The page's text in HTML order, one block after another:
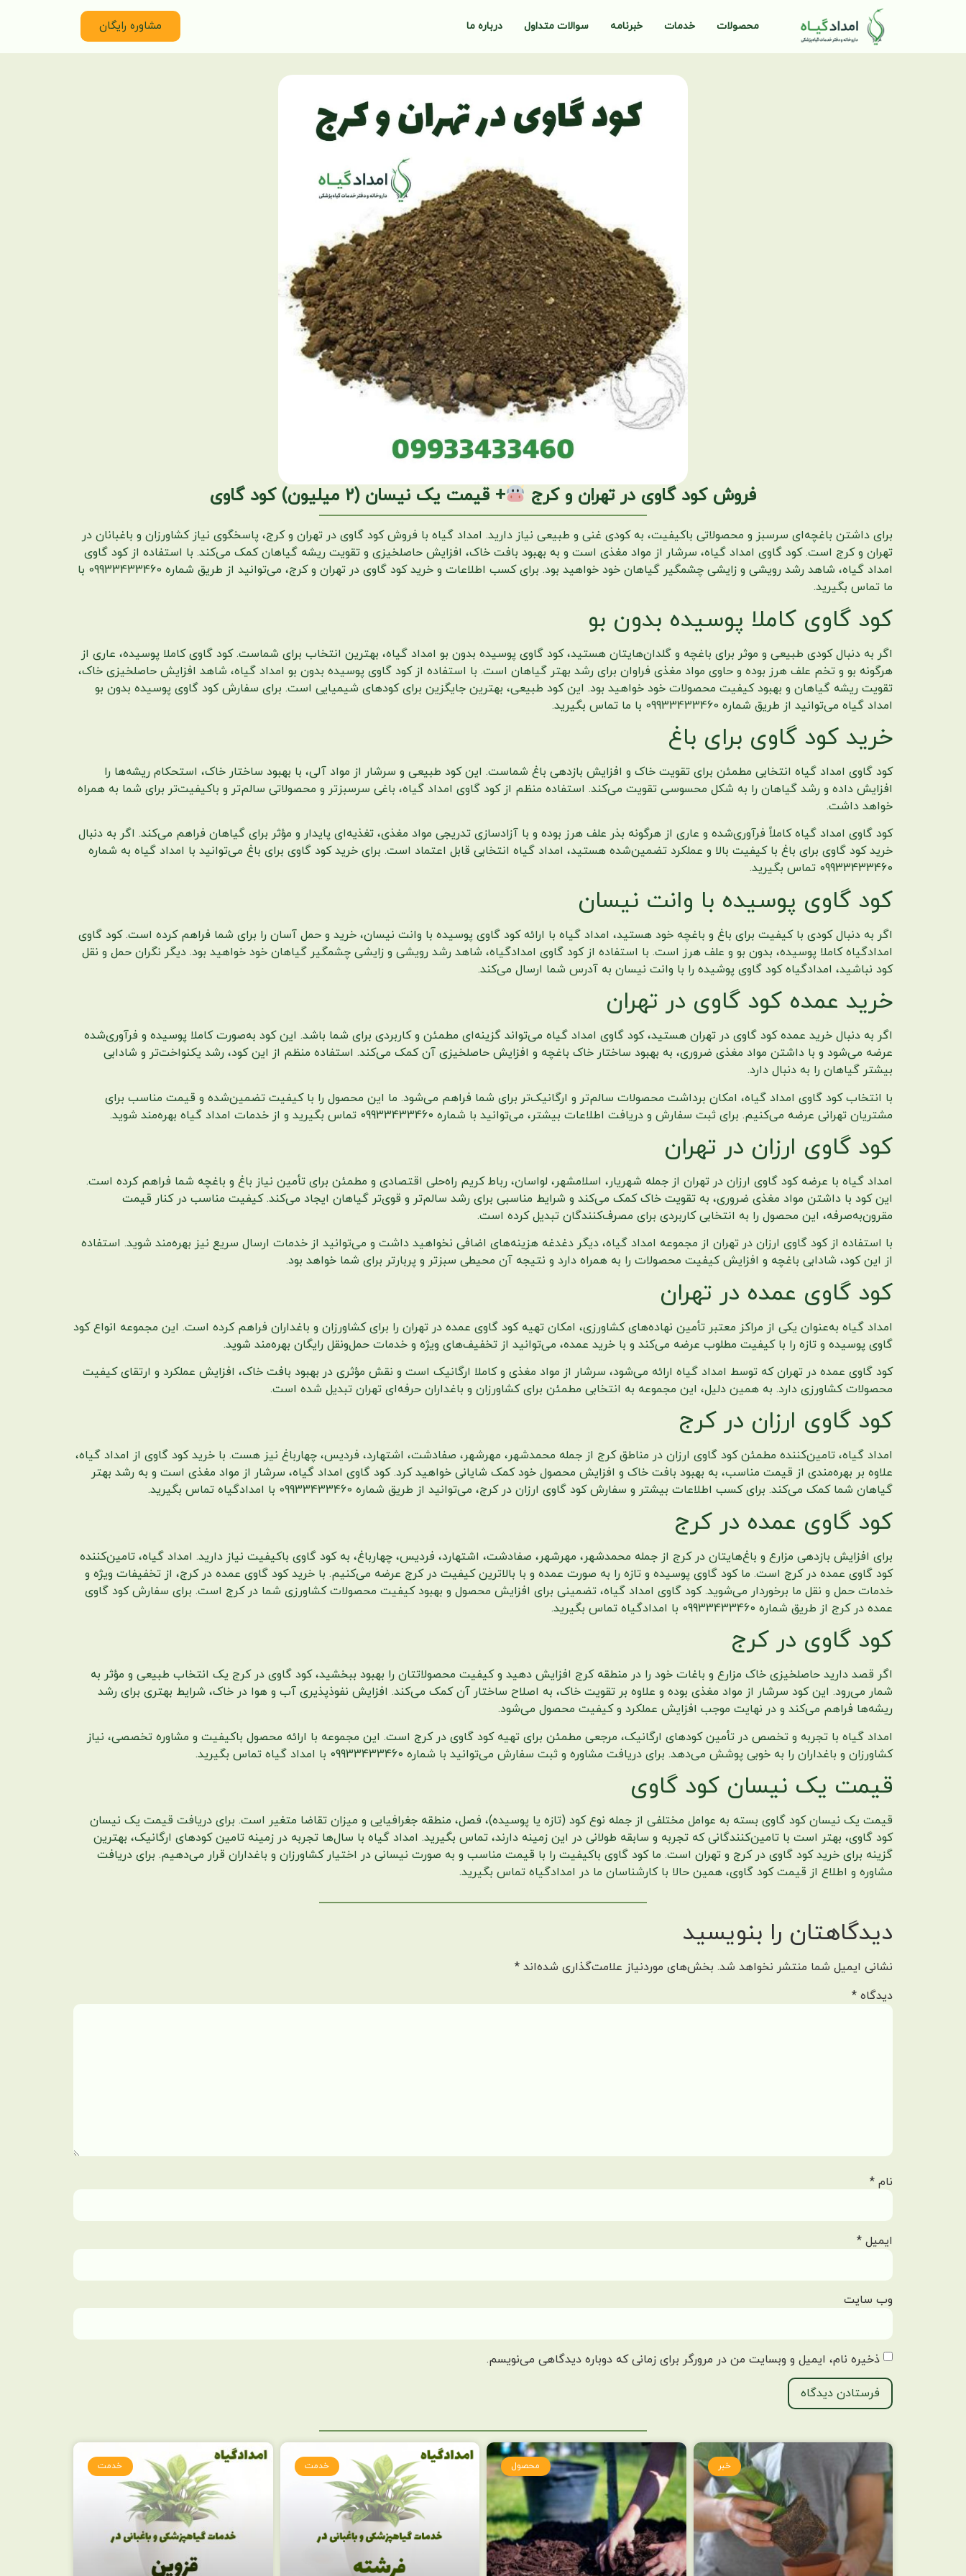
محصولات خدمات خبرنامه سوالات متداول درباره ما مشاوره رایگان
فروش کود گاوی در تهران و کرج + قیمت یک نیسان (2 میلیون) کود گاوی
برای داشتن باغچه‌ای سرسبز و محصولاتی باکیفیت، به کودی غنی و طبیعی نیاز دارید. امداد گیاه با فروش کود گاوی در تهران و کرج، پاسخگوی نیاز کشاورزان و باغبانان در
تهران و کرج است. کود گاوی امداد گیاه، سرشار از مواد مغذی است و به بهبود بافت خاک، افزایش حاصلخیزی و تقویت ریشه گیاهان کمک می‌کند. با استفاده از کود گاوی
امداد گیاه، شاهد رشد رویشی و زایشی چشمگیر گیاهان خود خواهید بود. برای کسب اطلاعات و خرید کود گاوی در تهران و کرج، می‌توانید از طریق شماره 09933433460 با
ما تماس بگیرید.
کود گاوی کاملا پوسیده بدون بو
اگر به دنبال کودی طبیعی و موثر برای باغچه و گلدان‌هایتان هستید، کود گاوی پوسیده بدون بو امداد گیاه، بهترین انتخاب برای شماست. کود گاوی کاملا پوسیده، عاری از
هرگونه بو و تخم علف هرز بوده و حاوی مواد مغذی فراوان برای رشد بهتر گیاهان است. با استفاده از کود گاوی پوسیده بدون بو امداد گیاه، شاهد افزایش حاصلخیزی خاک،
تقویت ریشه گیاهان و بهبود کیفیت محصولات خود خواهید بود. این کود طبیعی، بهترین جایگزین برای کودهای شیمیایی است. برای سفارش کود گاوی پوسیده بدون بو
امداد گیاه می‌توانید از طریق شماره 09933433460 با ما تماس بگیرید.
خرید کود گاوی برای باغ
کود گاوی امداد گیاه انتخابی مطمئن برای تقویت خاک و افزایش بازدهی باغ شماست. این کود طبیعی و سرشار از مواد آلی، با بهبود ساختار خاک، استحکام ریشه‌ها را
افزایش داده و رشد گیاهان را به شکل محسوسی تقویت می‌کند. استفاده منظم از کود گاوی امداد گیاه، باغی سرسبزتر و محصولاتی سالم‌تر و باکیفیت‌تر برای شما به همراه
خواهد داشت.
کود گاوی امداد گیاه کاملاً فرآوری‌شده و عاری از هرگونه بذر علف هرز بوده و با آزادسازی تدریجی مواد مغذی، تغذیه‌ای پایدار و مؤثر برای گیاهان فراهم می‌کند. اگر به دنبال
خرید کود گاوی برای باغ با کیفیت بالا و عملکرد تضمین‌شده هستید، امداد گیاه انتخابی قابل اعتماد است. برای خرید کود گاوی برای باغ می‌توانید با امداد گیاه به شماره
09933433460 تماس بگیرید.
کود گاوی پوسیده با وانت نیسان
اگر به دنبال کودی با کیفیت برای باغ و باغچه خود هستید، امداد گیاه با ارائه کود گاوی پوسیده با وانت نیسان، خرید و حمل آسان را برای شما فراهم کرده است. کود گاوی
امدادگیاه کاملا پوسیده، بدون بو و علف هرز است. با استفاده از کود گاوی امدادگیاه، شاهد رشد رویشی و زایشی چشمگیر گیاهان خود خواهید بود. دیگر نگران حمل و نقل
کود نباشید، امدادگیاه کود گاوی پوشیده را با وانت نیسان به آدرس شما ارسال می‌کند.
خرید عمده کود گاوی در تهران
اگر به دنبال خرید عمده کود گاوی در تهران هستید، کود گاوی امداد گیاه می‌تواند گزینه‌ای مطمئن و کاربردی برای شما باشد. این کود به‌صورت کاملا پوسیده و فرآوری‌شده
عرضه می‌شود و با داشتن مواد مغذی ضروری، به بهبود ساختار خاک باغچه و افزایش حاصلخیزی آن کمک می‌کند. استفاده منظم از این کود، رشد یکنواخت‌تر و شادابی
بیشتر گیاهان را به دنبال دارد.
با انتخاب کود گاوی امداد گیاه، امکان برداشت محصولات سالم‌تر و ارگانیک‌تر برای شما فراهم می‌شود. ما این محصول را با کیفیت تضمین‌شده و قیمت مناسب برای
مشتریان تهرانی عرضه می‌کنیم. برای ثبت سفارش و دریافت اطلاعات بیشتر، می‌توانید با شماره 09933433460 تماس بگیرید و از خدمات امداد گیاه بهره‌مند شوید.
کود گاوی ارزان در تهران
امداد گیاه با عرضه کود گاوی ارزان در تهران از جمله شهریار، اسلامشهر، لواسان، رباط کریم راه‌حلی اقتصادی و مطمئن برای تأمین نیاز باغ و باغچه شما فراهم کرده است.
این کود با داشتن مواد مغذی ضروری، به تقویت خاک کمک می‌کند و شرایط مناسبی برای رشد سالم‌تر و قوی‌تر گیاهان ایجاد می‌کند. کیفیت مناسب در کنار قیمت
مقرون‌به‌صرفه، این محصول را به انتخابی کاربردی برای مصرف‌کنندگان تبدیل کرده است.
با استفاده از کود گاوی ارزان در تهران از مجموعه امداد گیاه، دیگر دغدغه هزینه‌های اضافی نخواهید داشت و می‌توانید از خدمات ارسال سریع نیز بهره‌مند شوید. استفاده
از این کود، شادابی باغچه و افزایش کیفیت محصولات را به همراه دارد و نتیجه آن محیطی سبزتر و پربارتر برای شما خواهد بود.
کود گاوی عمده در تهران
امداد گیاه به‌عنوان یکی از مراکز معتبر تأمین نهاده‌های کشاورزی، امکان تهیه کود گاوی عمده در تهران را برای کشاورزان و باغداران فراهم کرده است. این مجموعه انواع کود
گاوی پوسیده و تازه را با کیفیت مطلوب عرضه می‌کند و با خرید عمده، می‌توانید از تخفیف‌های ویژه و خدمات حمل‌ونقل رایگان بهره‌مند شوید.
کود گاوی عمده در تهران که توسط امداد گیاه ارائه می‌شود، سرشار از مواد مغذی و کاملا ارگانیک است و نقش مؤثری در بهبود بافت خاک، افزایش عملکرد و ارتقای کیفیت
محصولات کشاورزی دارد. به همین دلیل، این مجموعه به انتخابی مطمئن برای کشاورزان و باغداران حرفه‌ای تهران تبدیل شده است.
کود گاوی ارزان در کرج
امداد گیاه، تامین‌کننده مطمئن کود گاوی ارزان در مناطق کرج از جمله محمدشهر، مهرشهر، صفادشت، اشتهارد، فردیس، چهارباغ نیز هست. با خرید کود گاوی از امداد گیاه،
علاوه بر بهره‌مندی از قیمت مناسب، به بهبود بافت خاک و افزایش محصول خود کمک شایانی خواهید کرد. کود گاوی امداد گیاه، سرشار از مواد مغذی است و به رشد بهتر
گیاهان شما کمک می‌کند. برای کسب اطلاعات بیشتر و سفارش کود گاوی ارزان در کرج، می‌توانید از طریق شماره 09933433460 با امدادگیاه تماس بگیرید.
کود گاوی عمده در کرج
برای افزایش بازدهی مزارع و باغ‌هایتان در کرج از جمله محمدشهر، مهرشهر، صفادشت، اشتهارد، فردیس، چهارباغ، به کود گاوی باکیفیت نیاز دارید. امداد گیاه، تامین‌کننده
کود گاوی عمده در کرج است. ما کود گاوی پوسیده و تازه را به صورت عمده و با بالاترین کیفیت در کرج عرضه می‌کنیم. با خرید کود گاوی عمده در کرج، از تخفیفات ویژه و
خدمات حمل و نقل ما برخوردار می‌شوید. کود گاوی امداد گیاه، تضمینی برای افزایش محصول و بهبود کیفیت محصولات کشاورزی شما در کرج است. برای سفارش کود گاوی
عمده در کرج از طریق شماره 09933433460 با امدادگیاه تماس بگیرید.
کود گاوی در کرج
اگر قصد دارید حاصلخیزی خاک مزارع و باغات خود را در منطقه کرج افزایش دهید و کیفیت محصولاتتان را بهبود ببخشید، کود گاوی در کرج یک انتخاب طبیعی و مؤثر به
شمار می‌رود. این کود سرشار از مواد مغذی بوده و علاوه بر تقویت خاک، به اصلاح ساختار آن کمک می‌کند. افزایش نفوذپذیری آب و هوا در خاک، شرایط بهتری برای رشد
ریشه‌ها فراهم می‌کند و در نهایت موجب افزایش عملکرد و کیفیت محصول می‌شود.
امداد گیاه با تجربه و تخصص در تأمین کودهای ارگانیک، مرجعی مطمئن برای تهیه کود گاوی در کرج است. این مجموعه با ارائه محصول باکیفیت و مشاوره تخصصی، نیاز
کشاورزان و باغداران را به خوبی پوشش می‌دهد. برای دریافت مشاوره و ثبت سفارش می‌توانید با شماره 09933433460 با امداد گیاه تماس بگیرید.
قیمت یک نیسان کود گاوی
قیمت یک نیسان کود گاوی بسته به عوامل مختلفی از جمله نوع کود (تازه یا پوسیده)، فصل، منطقه جغرافیایی و میزان تقاضا متغیر است. برای دریافت قیمت یک نیسان
کود گاوی، بهتر است با تامین‌کنندگانی که تجربه و سابقه طولانی در این زمینه دارند، تماس بگیرید. امداد گیاه با سال‌ها تجربه در زمینه تامین کودهای ارگانیک، بهترین
گزینه برای خرید کود گاوی در کرج و تهران است. ما کود گاوی باکیفیت را با قیمت مناسب و به صورت نیسانی در اختیار کشاورزان و باغداران قرار می‌دهیم. برای دریافت
مشاوره و اطلاع از قیمت کود گاوی، همین حالا با کارشناسان ما در امدادگیاه تماس بگیرید.
دیدگاهتان را بنویسید
نشانی ایمیل شما منتشر نخواهد شد. بخش‌های موردنیاز علامت‌گذاری شده‌اند *
دیدگاه *
نام *
ایمیل *
وب‌ سایت
ذخیره نام، ایمیل و وبسایت من در مرورگر برای زمانی که دوباره دیدگاهی می‌نویسم.
خبر محصول خدمت خدمت